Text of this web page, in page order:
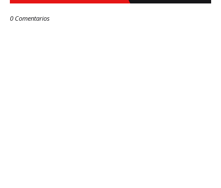
0 Comentarios